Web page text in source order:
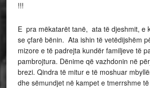
!!!
E pra mëkatarët tanë, ata të djeshmit, e
se çfarë bënin. Ata ishin të vetëdijshëm
mizore e të padrejta kundër familjeve të
pambrojtura. Dënime që vazhdonin në
brezi. Qindra të mitur e të moshuar
dhe sëmundjet në kampet e tmerrshme